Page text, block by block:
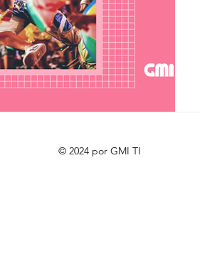
© 2024 por GMI TI